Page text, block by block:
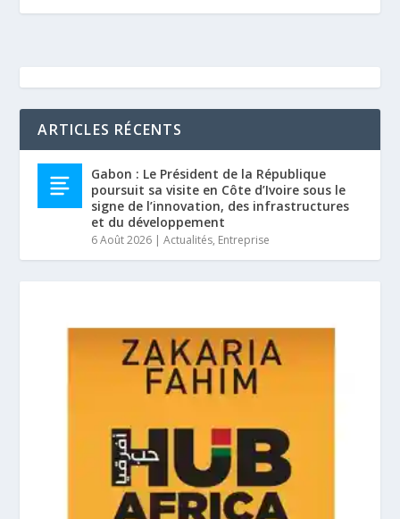
ARTICLES RÉCENTS
Gabon : Le Président de la République
poursuit sa visite en Côte d’Ivoire sous le
signe de l’innovation, des infrastructures
et du développement
6 Août 2026 |Actualités, Entreprise